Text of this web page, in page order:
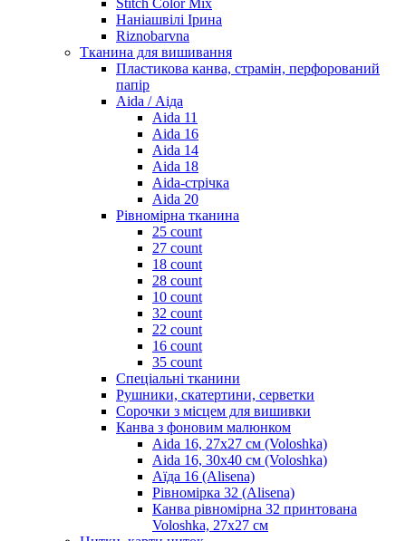
Наніашвілі Ірина
Riznobarvna
Тканина для вишивання
Пластикова канва, страмін, перфорований
папір
Aida / Аіда
Aida 11
Aida 16
Aida 14
Aida 18
Aida-стрічка
Aida 20
Рівномірна тканина
25 count
27 count
18 count
28 count
10 count
32 count
22 count
16 count
35 count
Спеціальні тканини
Рушники, скатертини, серветки
Сорочки з місцем для вишивки
Канва з фоновим малюнком
Aida 16, 27х27 см (Voloshka)
Aida 16, 30х40 см (Voloshka)
Аїда 16 (Alisena)
Рівномірка 32 (Alisena)
Канва рівномірна 32 принтована
Voloshka, 27х27 см